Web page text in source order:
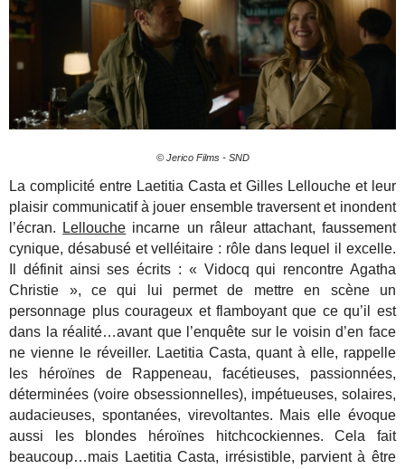
© Jerico Films - SND
La complicité entre Laetitia Casta et Gilles Lellouche et leur
plaisir communicatif à jouer ensemble traversent et inondent
l’écran. Lellouche incarne un râleur attachant, faussement
cynique, désabusé et velléitaire : rôle dans lequel il excelle.
Il définit ainsi ses écrits : « Vidocq qui rencontre Agatha
Christie », ce qui lui permet de mettre en scène un
personnage plus courageux et flamboyant que ce qu’il est
dans la réalité…avant que l’enquête sur le voisin d’en face
ne vienne le réveiller. Laetitia Casta, quant à elle, rappelle
les héroïnes de Rappeneau, facétieuses, passionnées,
déterminées (voire obsessionnelles), impétueuses, solaires,
audacieuses, spontanées, virevoltantes. Mais elle évoque
aussi les blondes héroïnes hitchcockiennes. Cela fait
beaucoup…mais Laetitia Casta, irrésistible, parvient à être